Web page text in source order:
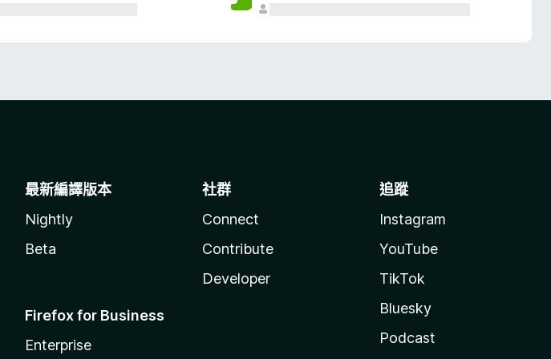
最新編譯版本
Nightly
Beta
Firefox for Business
Enterprise
社群
Connect
Contribute
Developer
追蹤
Instagram
YouTube
TikTok
Bluesky
Podcast